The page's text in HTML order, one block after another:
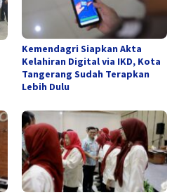
Kemendagri Siapkan Akta
Kelahiran Digital via IKD, Kota
Tangerang Sudah Terapkan
Lebih Dulu